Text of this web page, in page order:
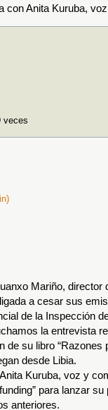
con Anita Kuruba,
veces
Mariño, director
a cesar sus
de la Inspección
la entrevista
de su libro “Razones
desde Libia.
Kuruba, voz y
para lanzar
anteriores.